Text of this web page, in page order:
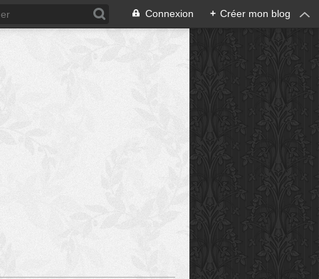
Connexion + Créer mon blog